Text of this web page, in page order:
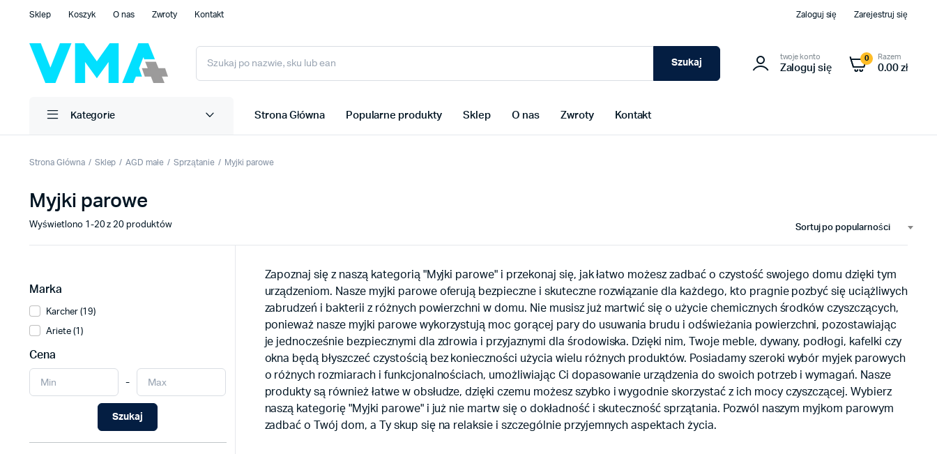
Sklep Koszyk O nas Zwroty Kontakt Zaloguj się Zarejestruj się
Szukaj
twoje konto
Zaloguj się
0 Razem
0.00 zł
Kategorie Strona Główna Popularne produkty Sklep O nas Zwroty Kontakt
Strona Główna Sklep AGD małe Sprzątanie Myjki parowe
Myjki parowe
Sortuj po popularności
Wyświetlono 1-20 z 20 produktów
Zapoznaj się z naszą kategorią "Myjki parowe" i przekonaj się, jak łatwo możesz zadbać o czystość swojego domu dzięki tym
urządzeniom. Nasze myjki parowe oferują bezpieczne i skuteczne rozwiązanie dla każdego, kto pragnie pozbyć się uciążliwych
zabrudzeń i bakterii z różnych powierzchni w domu. Nie musisz już martwić się o użycie chemicznych środków czyszczących,
ponieważ nasze myjki parowe wykorzystują moc gorącej pary do usuwania brudu i odświeżania powierzchni, pozostawiając
je jednocześnie bezpiecznymi dla zdrowia i przyjaznymi dla środowiska. Dzięki nim, Twoje meble, dywany, podłogi, kafelki czy
okna będą błyszczeć czystością bez konieczności użycia wielu różnych produktów. Posiadamy szeroki wybór myjek parowych
o różnych rozmiarach i funkcjonalnościach, umożliwiając Ci dopasowanie urządzenia do swoich potrzeb i wymagań. Nasze
produkty są również łatwe w obsłudze, dzięki czemu możesz szybko i wygodnie skorzystać z ich mocy czyszczącej. Wybierz
naszą kategorię "Myjki parowe" i już nie martw się o dokładność i skuteczność sprzątania. Pozwól naszym myjkom parowym
zadbać o Twój dom, a Ty skup się na relaksie i szczególnie przyjemnych aspektach życia.
Marka
Karcher (19)
Ariete (1)
Cena
-
Szukaj